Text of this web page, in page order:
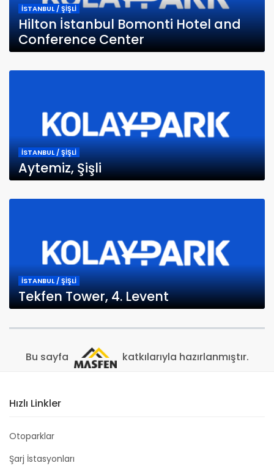
İSTANBUL / ŞİŞLİ
Hilton İstanbul Bomonti Hotel and
Conference Center
İSTANBUL / ŞİŞLİ
Aytemiz, Şişli
İSTANBUL / ŞİŞLİ
Tekfen Tower, 4. Levent
Bu sayfa katkılarıyla hazırlanmıştır.
Hızlı Linkler
Otoparklar
Şarj İstasyonları